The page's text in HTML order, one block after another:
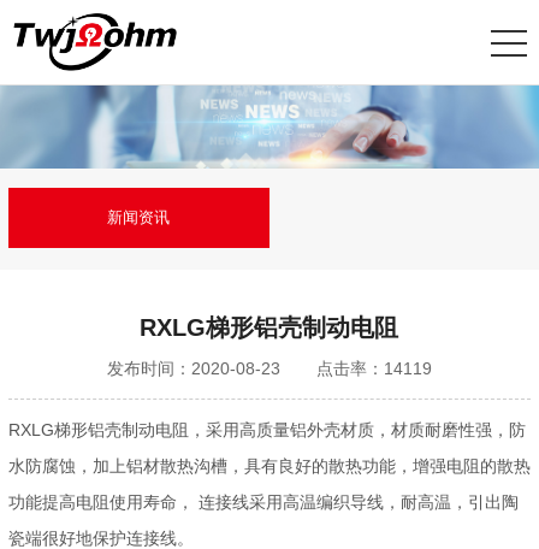
新闻资讯
RXLG梯形铝壳制动电阻
发布时间：2020-08-23 点击率：14119
RXLG梯形铝壳制动电阻，采用高质量铝外壳材质，材质耐磨性强，防
水防腐蚀，加上铝材散热沟槽，具有良好的散热功能，增强电阻的散热
功能提高电阻使用寿命， 连接线采用高温编织导线，耐高温，引出陶
瓷端很好地保护连接线。